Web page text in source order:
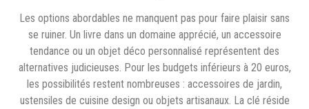
Les options abordables ne manquent pas pour faire plaisir sans
se ruiner. Un livre dans un domaine apprécié, un accessoire
tendance ou un objet déco personnalisé représentent des
alternatives judicieuses. Pour les budgets inférieurs à 20 euros,
les possibilités restent nombreuses : accessoires de jardin,
ustensiles de cuisine design ou objets artisanaux. La clé réside